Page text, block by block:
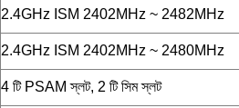
2.4GHz ISM 2402MHz ~ 2482MHz
2.4GHz ISM 2402MHz ~ 2480MHz
4 টি PSAM স্লট, 2 টি সিম স্লট